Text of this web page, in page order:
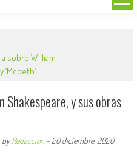
sobre William
‘Mcbeth’
Shakespeare, y sus obras
byRedaccion- 20 diciembre, 2020